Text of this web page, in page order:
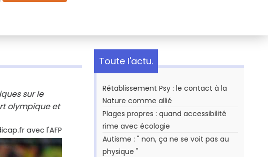
sur le
olympique et
avec l'AFP
Toute l'actu.
Rétablissement Psy : le contact à la
Nature comme allié
Plages propres : quand accessibilité
rime avec écologie
Autisme : " non, ça ne se voit pas au
physique "